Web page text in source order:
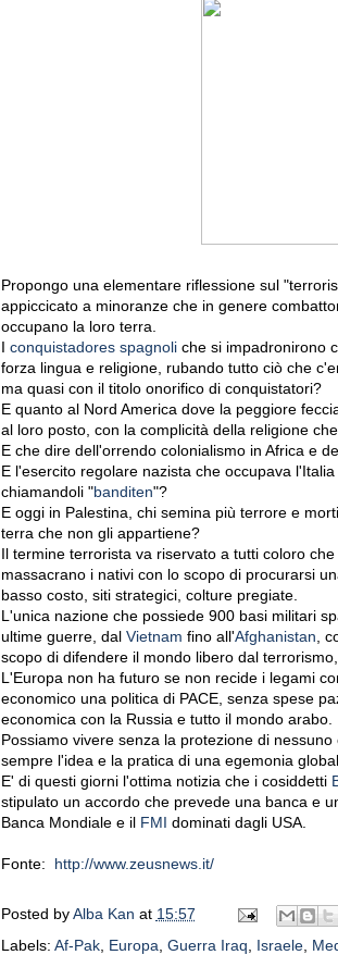
Propongo una elementare riflessione sul
appiccicato a minoranze che in genere
occupano la loro terra.
I conquistadores spagnoliche si impadronirono
forza lingua e religione, rubando tutto ciò che
ma quasi con il titolo onorifico di conquistatori?
E quanto al Nord America dove la peggiore
al loro posto, con la complicità della religione
E che dire dell'orrendo colonialismo in Africa e
E l'esercito regolare nazista che occupava
chiamandoli "banditen"?
E oggi in Palestina, chi semina più terrore e
terra che non gli appartiene?
Il termine terrorista va riservato a tutti coloro
massacrano i nativi con lo scopo di procurarsi
basso costo, siti strategici, colture pregiate.
L'unica nazione che possiede 900 basi militari
ultime guerre, dal Vietnam fino all'Afghanistan ,
scopo di difendere il mondo libero dal
L'Europa non ha futuro se non recide i legami
economico una politica di PACE, senza spese
economica con la Russia e tutto il mondo arabo.
Possiamo vivere senza la protezione di
sempre l'idea e la pratica di una egemonia
E' di questi giorni l'ottima notizia che i cosiddetti
stipulato un accordo che prevede una banca e
Banca Mondiale e il FMI dominati dagli USA.
Fonte: http://www.zeusnews.it/
Posted byAlba Kan at 15:57
Labels: Af-Pak, Europa Guerra Iraq Israele,